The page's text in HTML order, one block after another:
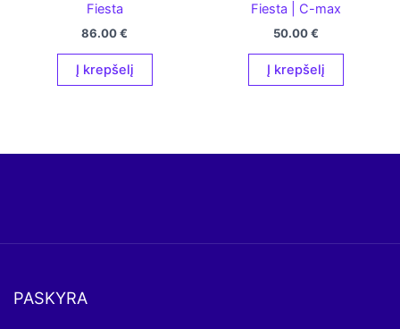
Fiesta
86.00€
Į krepšelį
Fiesta | C-max
50.00€
Į krepšelį
PASKYRA